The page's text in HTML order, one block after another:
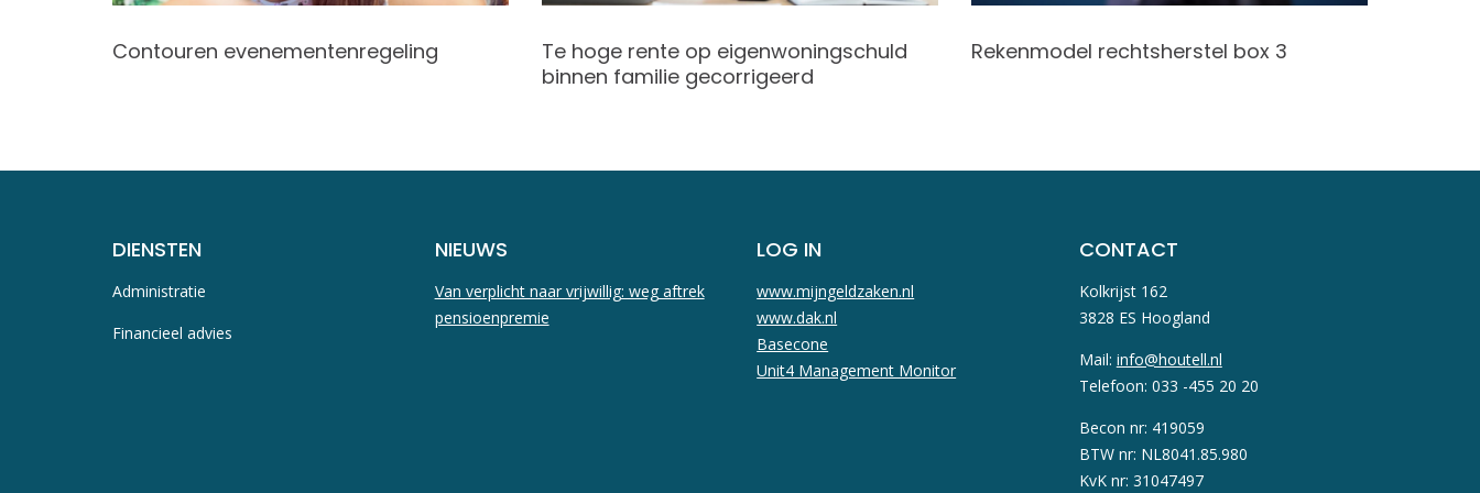
Contouren evenementenregeling
Te hoge rente op eigenwoningschuld
binnen familie gecorrigeerd
Rekenmodel rechtsherstel box 3
DIENSTEN
Administratie
Financieel advies
NIEUWS
Van verplicht naar vrijwillig: weg aftrek
pensioenpremie
LOG IN
www.mijngeldzaken.nl
www.dak.nl
Basecone
Unit4 Management Monitor
CONTACT
Kolkrijst 162
3828 ES Hoogland
Mail: info@houtell.nl
Telefoon: 033 -455 20 20
Becon nr: 419059
BTW nr: NL8041.85.980
KvK nr: 31047497